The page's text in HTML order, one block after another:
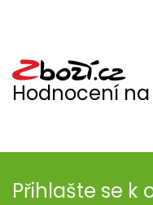
Hodnocení na
Přihlašte se k